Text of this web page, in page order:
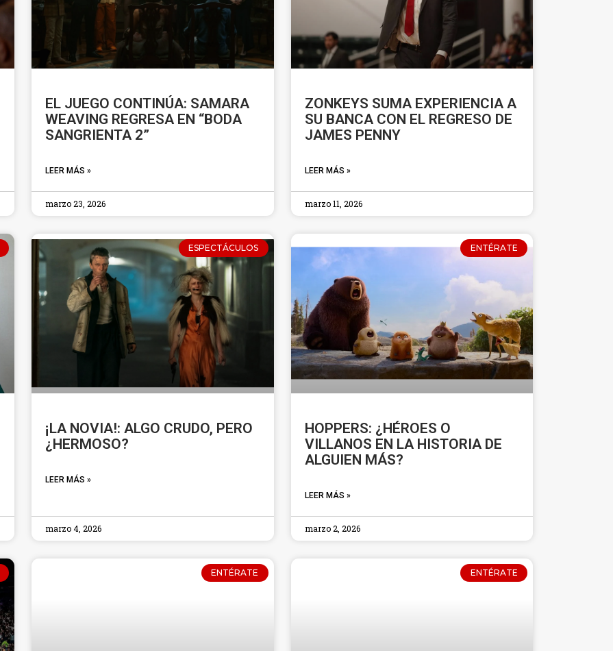
EL JUEGO CONTINÚA: SAMARA
WEAVING REGRESA EN “BODA
SANGRIENTA 2”
LEER MÁS »
marzo 23, 2026
ZONKEYS SUMA EXPERIENCIA A
SU BANCA CON EL REGRESO DE
JAMES PENNY
LEER MÁS »
marzo 11, 2026
ESPECTÁCULOS
¡LA NOVIA!: ALGO CRUDO, PERO
¿HERMOSO?
LEER MÁS »
marzo 4, 2026
ENTÉRATE
HOPPERS: ¿HÉROES O
VILLANOS EN LA HISTORIA DE
ALGUIEN MÁS?
LEER MÁS »
marzo 2, 2026
ENTÉRATE ENTÉRATE